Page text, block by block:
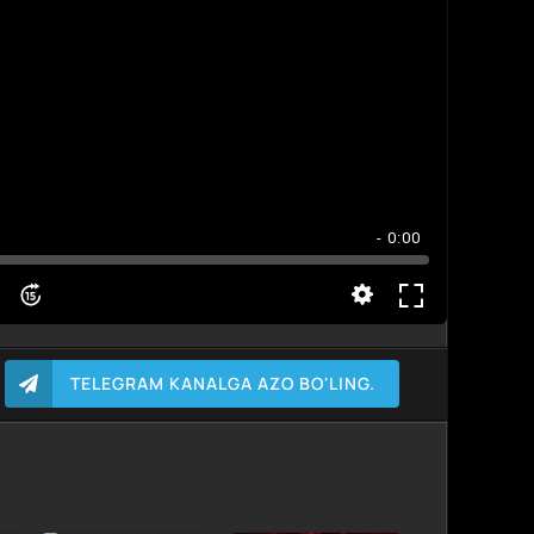
- 0:00
TELEGRAM KANALGA AZO BO'LING.